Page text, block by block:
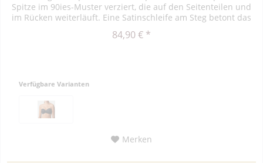
Spitze im 90ies-Muster verziert, die auf den Seitenteilen und
im Rücken weiterläuft. Eine Satinschleife am Steg betont das
84,90 € *
Verfügbare Varianten
Merken